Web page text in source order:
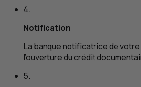
4.
Notification
La banque notificatrice de
l’ouverture du crédit
5.